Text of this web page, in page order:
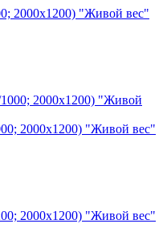
2000х1200) "Живой вес"
2000х1200) "Живой вес"